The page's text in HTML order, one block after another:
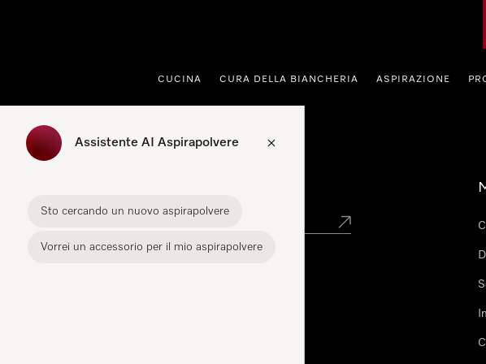
CUCINA CURA DELLA BIANCHERIA ASPIRAZIONE
Assistente AI Aspirapolvere
Sto cercando un nuovo aspirapolvere
Vorrei un accessorio per il mio aspirapolvere